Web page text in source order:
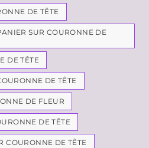
DE TÊTE
SUR COURONNE DE
DE TÊTE
DE TÊTE
DE FLEUR
DE TÊTE
COURONNE DE TÊTE